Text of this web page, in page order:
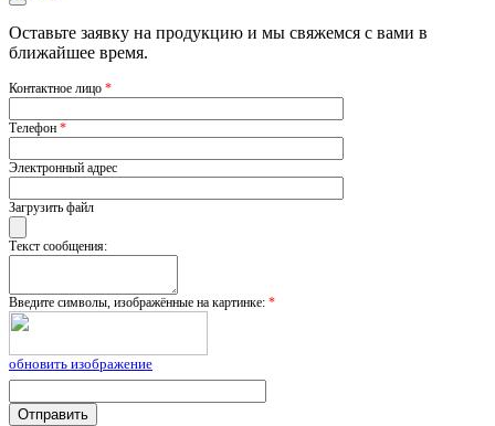
Оставьте заявку на продукцию и мы свяжемся с вами в
ближайшее время.
Контактное лицо *
Телефон *
Электронный адрес
Загрузить файл
Текст сообщения:
Введите символы, изображённые на картинке: *
обновить изображение